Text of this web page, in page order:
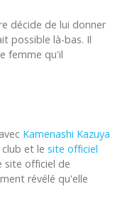
décide de lui donner
possible là-bas. Il
femme qu'il
Kamenashi Kazuya
et le site officiel
site officiel de
révélé qu'elle